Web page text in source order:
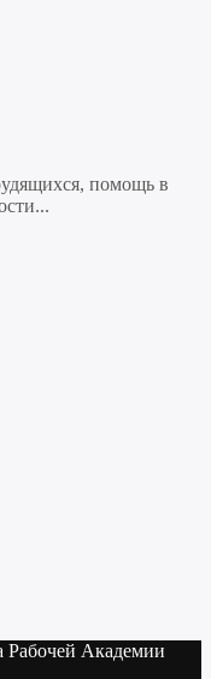
помощь в
Рабочей Академии